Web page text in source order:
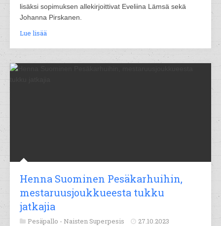
lisäksi sopimuksen allekirjoittivat Eveliina Lämsä sekä
Johanna Pirskanen.
Lue lisää
Henna Suominen Pesäkarhuihin,
mestaruusjoukkueesta tukku
jatkajia
Pesäpallo - Naisten Superpesis 27.10.2023